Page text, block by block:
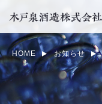
HOME お知らせ